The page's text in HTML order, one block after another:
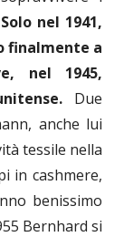
Solo nel 1941,
finalmente a
nel 1945,
Due
anche lui
tessile nella
in cashmere,
benissimo
Bernhard si